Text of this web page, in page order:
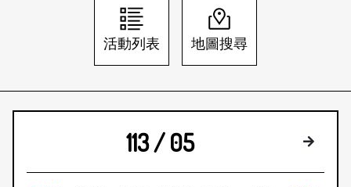
活動列表 地圖搜尋
113 / 05 下個月